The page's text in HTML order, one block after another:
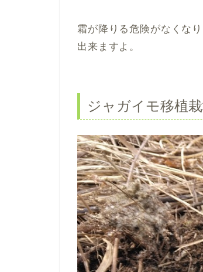
霜が降りる危険がなくな
出来ますよ。
ジャガイモ移植